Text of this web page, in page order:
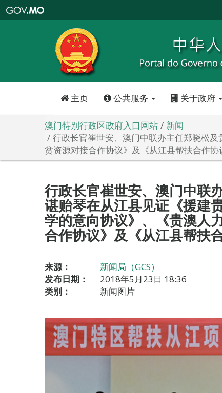
特
政
区
政
口
主页 公共服务 关于政府
澳门特别行政区政府入口网站
新闻
行政长官崔世安、澳门中联办主任郑晓松
贫资源对接合作协议》及《从江县帮扶合作协
行政长官崔世安、澳门中联
谌贻琴在从江县见证《援建
学的意向协议》、《贵澳人
合作协议》及《从江县帮扶
来源：
新闻局（GCS）
发布日期：
2018年5月23日 18:36
类别：
新闻图片